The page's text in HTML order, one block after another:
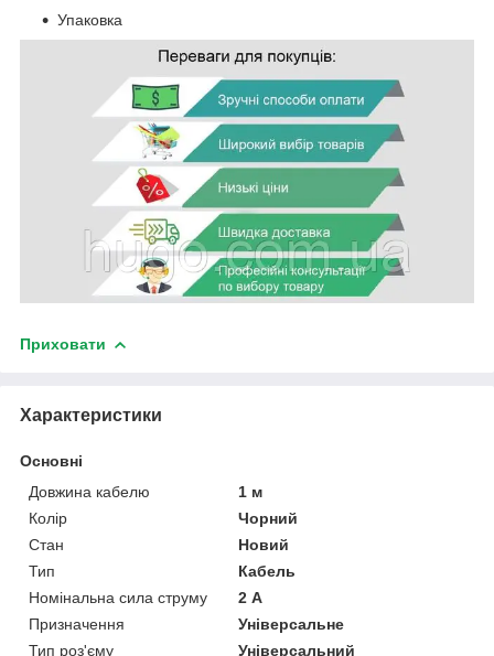
Упаковка
Приховати
Характеристики
Основні
Довжина кабелю
1 м
Колір
Чорний
Стан
Новий
Тип
Кабель
Номінальна сила струму
2 А
Призначення
Універсальне
Тип роз'єму
Універсальний